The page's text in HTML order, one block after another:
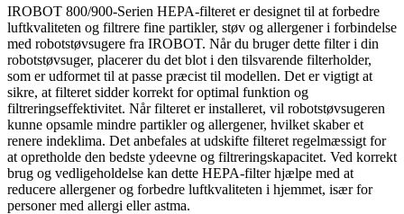
IROBOT 800/900-Serien HEPA-filteret er designet til at forbedre
luftkvaliteten og filtrere fine partikler, støv og allergener i forbindelse
med robotstøvsugere fra IROBOT. Når du bruger dette filter i din
robotstøvsuger, placerer du det blot i den tilsvarende filterholder,
som er udformet til at passe præcist til modellen. Det er vigtigt at
sikre, at filteret sidder korrekt for optimal funktion og
filtreringseffektivitet. Når filteret er installeret, vil robotstøvsugeren
kunne opsamle mindre partikler og allergener, hvilket skaber et
renere indeklima. Det anbefales at udskifte filteret regelmæssigt for
at opretholde den bedste ydeevne og filtreringskapacitet. Ved korrekt
brug og vedligeholdelse kan dette HEPA-filter hjælpe med at
reducere allergener og forbedre luftkvaliteten i hjemmet, især for
personer med allergi eller astma.